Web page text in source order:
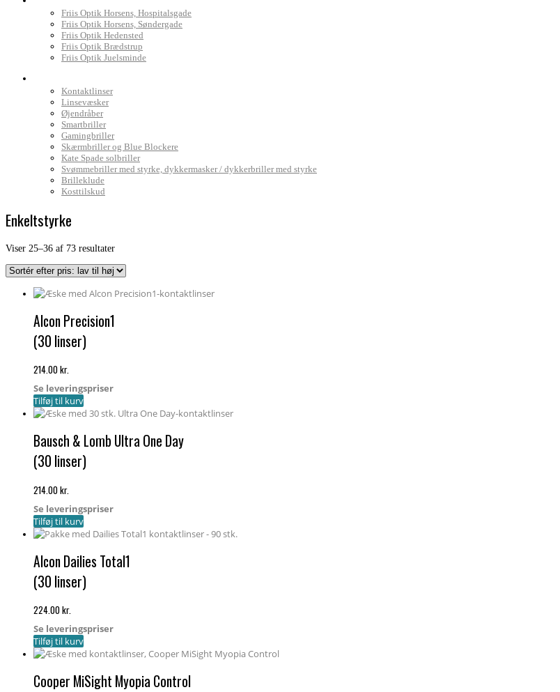
Friis Optik Horsens, Hospitalsgade
Friis Optik Horsens, Søndergade
Friis Optik Hedensted
Friis Optik Brædstrup
Friis Optik Juelsminde
Kontaktlinser
Linsevæsker
Øjendråber
Smartbriller
Gamingbriller
Skærmbriller og Blue Blockere
Kate Spade solbriller
Svømmebriller med styrke, dykkermasker / dykkerbriller med styrke
Brilleklude
Kosttilskud
Enkeltstyrke
Viser 25–36 af 73 resultaterSorteret
pris:
til
Alcon Precision1
(30 linser)
214.00kr.
Se leveringspriser
Tilføj til kurv
Bausch & Lomb Ultra One Day
(30 linser)
214.00kr.
Se leveringspriser
Tilføj til kurv
Alcon Dailies Total1
(30 linser)
224.00kr.
Se leveringspriser
Tilføj til kurv
Cooper MiSight Myopia Control